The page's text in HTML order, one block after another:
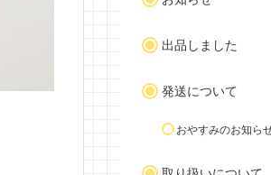
出品しました
発送について
おやすみのお知ら